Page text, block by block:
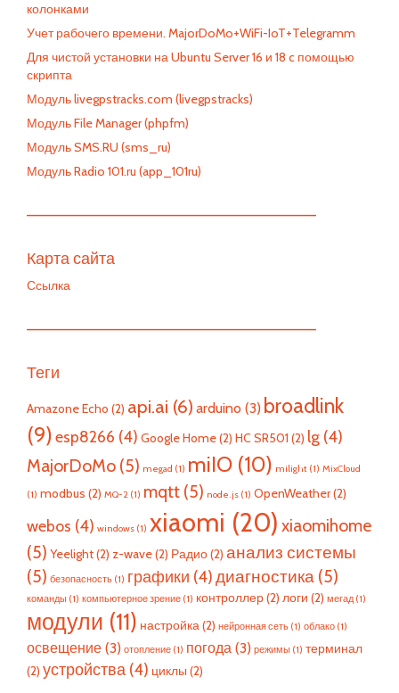
колонками
Учет рабочего времени. MajorDoMo+WiFi-IoT+Telegramm
Для чистой установки на Ubuntu Server 16 и 18 c помощью
скрипта
Модуль livegpstracks.com (livegpstracks)
Модуль File Manager (phpfm)
Модуль SMS.RU (sms_ru)
Модуль Radio 101.ru (app_101ru)
—————————————————————————
Карта сайта
Ссылка
—————————————————————————
Теги
Amazone Echo (2) api.ai (6) arduino (3) broadlink
(9)esp8266 (4) Google Home(2) HC SR501 (2) lg (4)
MajorDoMo (5) megad (1) miIO (10) milight (1) MixCloud
(1) modbus (2) MQ-2 (1) mqtt (5) node.js (1) OpenWeather(2)
webos (4) windows (1) xiaomi (20) xiaomihome
(5) Yeelight(2) z-wave(2) Радио(2) анализ системы
(5) безопасность (1) графики (4)диагностика (5)
команды (1) компьютерное зрение (1) контроллер(2) логи (2) мегад(1)
модули (11) настройка (2) нейронная сеть (1) облако (1)
освещение (3) отопление (1) погода (3) режимы (1) терминал
(2) устройства (4) циклы (2)